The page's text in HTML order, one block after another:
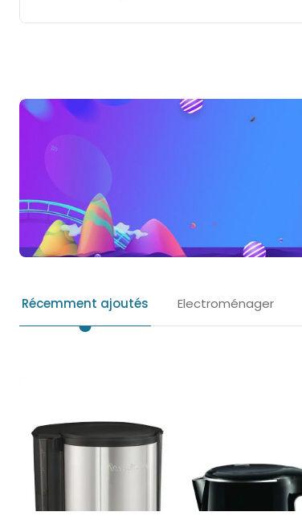
Récemment ajoutés Electroménager